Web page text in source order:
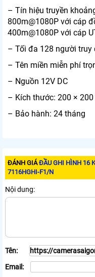
– Tín hiệu truyền
800m@1080P với cáp
400m@1080P với cáp
– Tối đa 128 người truy
– Tên miền miễn phí
– Nguồn 12V DC
– Kích thước: 200 ×
– Bảo hành: 24 tháng
ĐÁNH GIÁĐẦU GHI HÌNH 16
7116HGHI-F1/N
Nội dung:
Tên:
Email: